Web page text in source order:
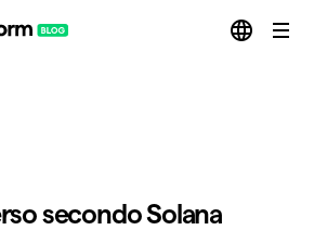
secondo Solana